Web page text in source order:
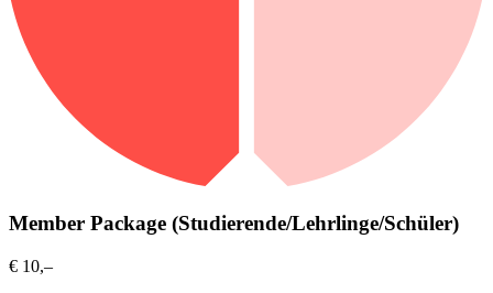
Member Package (Studierende/Lehrlinge/Schüler)
€ 10,–